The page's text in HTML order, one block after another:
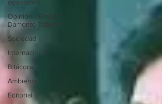
economía)
Opinión - Emiliano
Damonte Taborda
Sociedad
Internacional
Bitácora
Ambiente
Editorial